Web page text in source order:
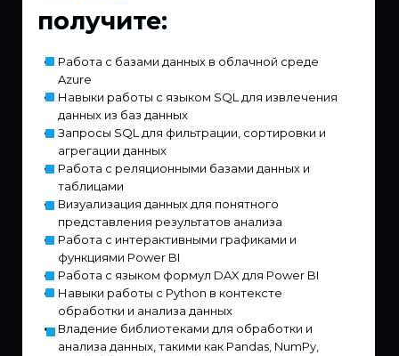
получите:
Работа с базами данных в облачной среде
Azure
Навыки работы с языком SQL для извлечения
данных из баз данных
Запросы SQL для фильтрации, сортировки и
агрегации данных
Работа с реляционными базами данных и
таблицами
Визуализация данных для понятного
представления результатов анализа
Работа с интерактивными графиками и
функциями Power BI
Работа с языком формул DAX для Power BI
Навыки работы с Python в контексте
обработки и анализа данных
Владение библиотеками для обработки и
анализа данных, такими как Pandas, NumPy,